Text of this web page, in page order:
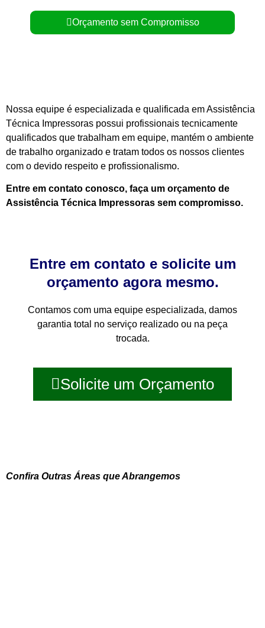
Orçamento sem Compromisso
Nossa equipe é especializada e qualificada em Assistência
Técnica Impressoras possui profissionais tecnicamente
qualificados que trabalham em equipe, mantém o ambiente
de trabalho organizado e tratam todos os nossos clientes
com o devido respeito e profissionalismo.
Entre em contato conosco, faça um orçamento de
Assistência Técnica Impressoras sem compromisso.
Entre em contato e solicite um
orçamento agora mesmo.
Contamos com uma equipe especializada, damos
garantia total no serviço realizado ou na peça
trocada.
Solicite um Orçamento
Confira Outras Áreas que Abrangemos